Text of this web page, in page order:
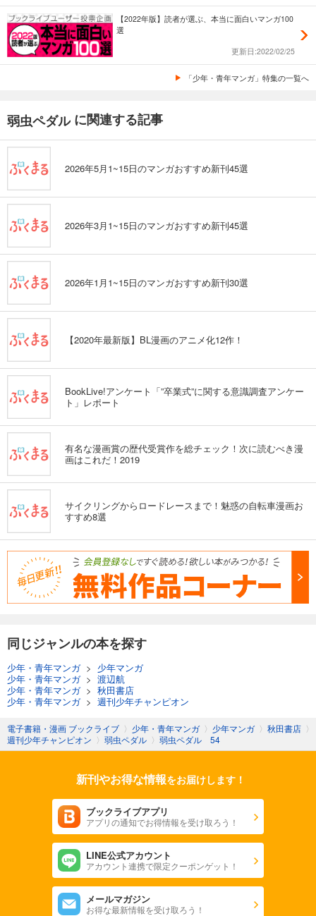
【2022年版】読者が選ぶ、本当に面白いマンガ100
選
更新日:2022/02/25
「少年・青年マンガ」特集の一覧へ
弱虫ペダル に関連する記事
2026年5月1~15日のマンガおすすめ新刊45選
2026年3月1~15日のマンガおすすめ新刊45選
2026年1月1~15日のマンガおすすめ新刊30選
【2020年最新版】BL漫画のアニメ化12作！
BookLive!アンケート「”卒業式”に関する意識調査アンケー
ト」レポート
有名な漫画賞の歴代受賞作を総チェック！次に読むべき漫
画はこれだ！2019
サイクリングからロードレースまで！魅惑の自転車漫画お
すすめ8選
同じジャンルの本を探す
少年・青年マンガ> 少年マンガ
少年・青年マンガ> 渡辺航
少年・青年マンガ> 秋田書店
少年・青年マンガ> 週刊少年チャンピオン
電子書籍・漫画 ブックライブ 〉 少年・青年マンガ 〉 少年マンガ 〉 秋田書店 〉
週刊少年チャンピオン 〉 弱虫ペダル 〉 弱虫ペダル 54
新刊やお得な情報をお届けします！
ブックライブアプリ
アプリの通知でお得情報を受け取ろう！
LINE公式アカウント
アカウント連携で限定クーポンゲット！
メールマガジン
お得な最新情報を受け取ろう！